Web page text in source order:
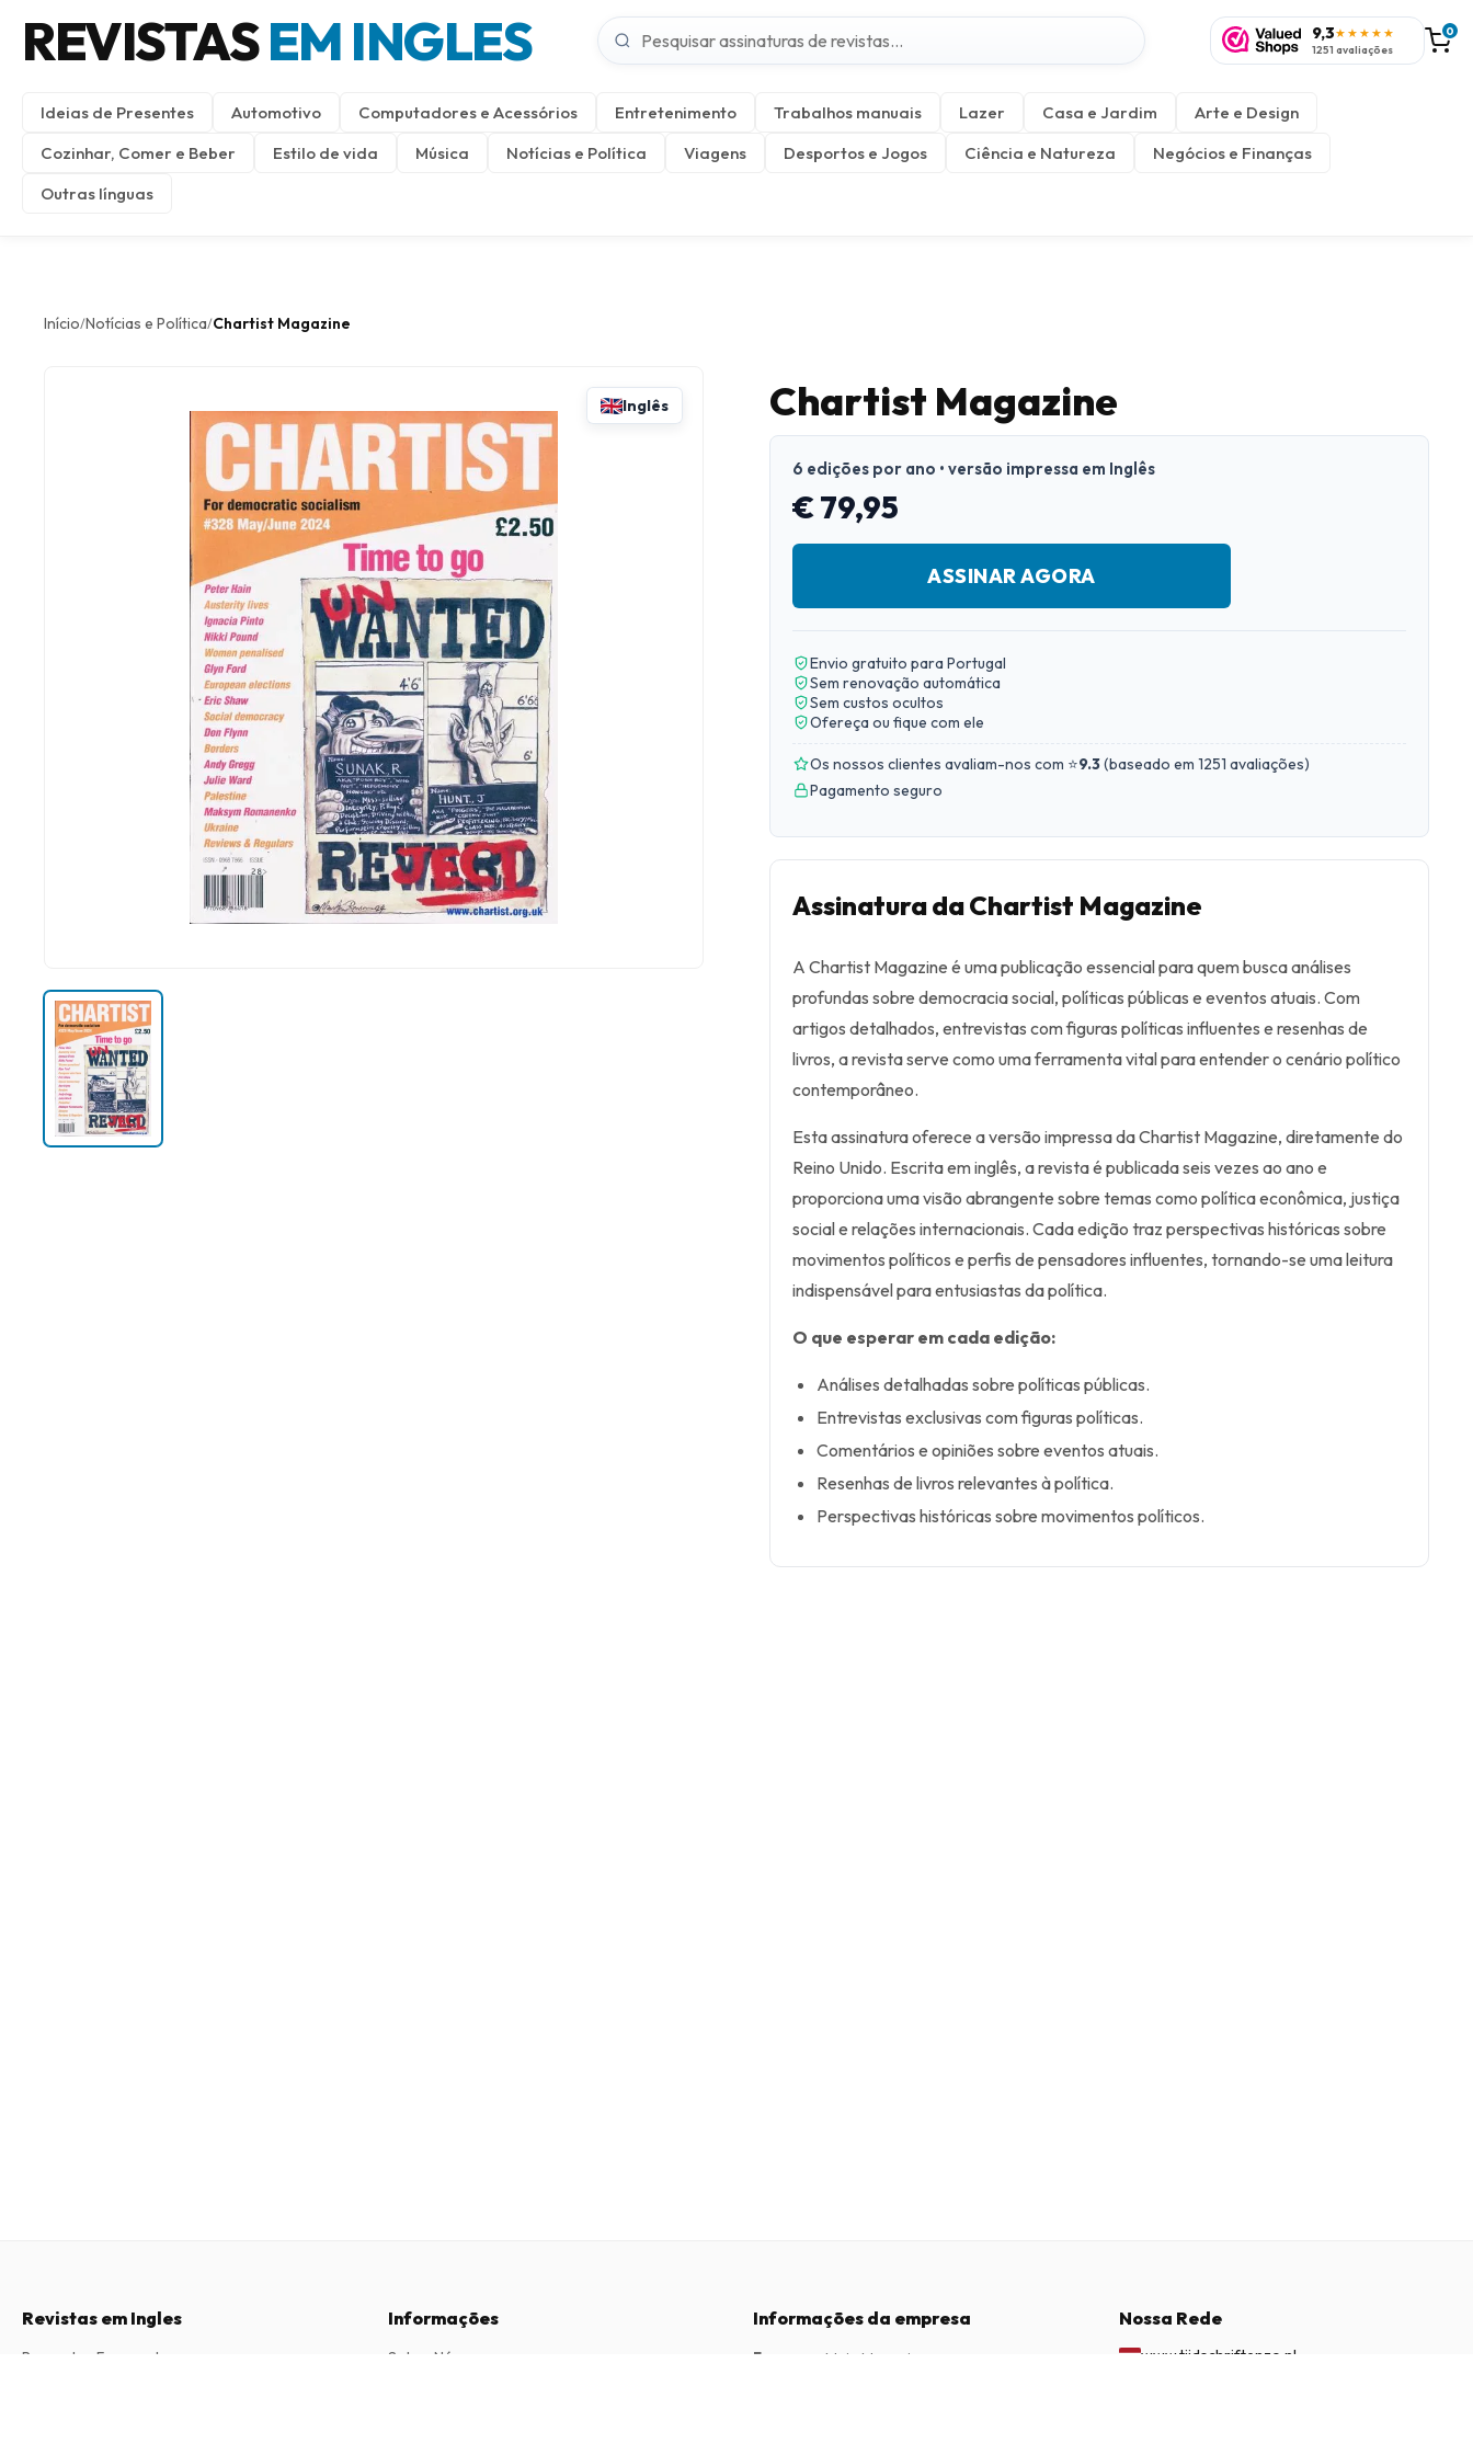
REVISTASEM INGLES 9,3★★★★★
1251 avaliações
0
Ideias de Presentes Automotivo Computadores e Acessórios Entretenimento Trabalhos manuais Lazer Casa e Jardim
Arte e Design
Cozinhar, Comer e Beber
Estilo de vida Música Notícias e Política Viagens Desportos e Jogos Ciência e Natureza
Negócios e Finanças
Outras línguas
Início/Notícias e Política/Chartist Magazine
Inglês Chartist Magazine
6 edições por ano • versão impressa em Inglês
€ 79,95
ASSINAR AGORA
Envio gratuito para Portugal
Sem renovação automática
Sem custos ocultos
Ofereça ou fique com ele
Os nossos clientes avaliam-nos com ⭐9.3(baseado em 1251 avaliações)
Pagamento seguro
Assinatura da Chartist Magazine
A Chartist Magazine é uma publicação essencial para quem busca análises
profundas sobre democracia social, políticas públicas e eventos atuais. Com
artigos detalhados, entrevistas com figuras políticas influentes e resenhas de
livros, a revista serve como uma ferramenta vital para entender o cenário político
contemporâneo.
Esta assinatura oferece a versão impressa da Chartist Magazine, diretamente do
Reino Unido. Escrita em inglês, a revista é publicada seis vezes ao ano e
proporciona uma visão abrangente sobre temas como política econômica, justiça
social e relações internacionais. Cada edição traz perspectivas históricas sobre
movimentos políticos e perfis de pensadores influentes, tornando-se uma leitura
indispensável para entusiastas da política.
O que esperar em cada edição:
Análises detalhadas sobre políticas públicas.
Entrevistas exclusivas com figuras políticas.
Comentários e opiniões sobre eventos atuais.
Resenhas de livros relevantes à política.
Perspectivas históricas sobre movimentos políticos.
Revistas em Ingles
Perguntas Frequentes
Informações
Sobre Nós
Informações da empresa
Empresa
Maja Magazines
Nossa Rede
www.tijdschriftenzo.nl